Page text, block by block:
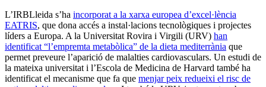
L’IRBLleida s’ha incorporat a la xarxa europea d’excel·lència
EATRIS, que dona accés a instal·lacions tecnològiques i projectes
líders a Europa. A la Universitat Rovira i Virgili (URV) han
identificat “l’empremta metabòlica” de la dieta mediterrània que
permet preveure l’aparició de malalties cardiovasculars. Un estudi de
la mateixa universitat i l’Escola de Medicina de Harvard també ha
identificat el mecanisme que fa que menjar peix redueixi el risc de